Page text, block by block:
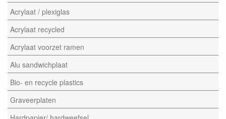
Acrylaat / plexiglas
Acrylaat recycled
Acrylaat voorzet ramen
Alu sandwichplaat
Bio- en recycle plastics
Graveerplaten